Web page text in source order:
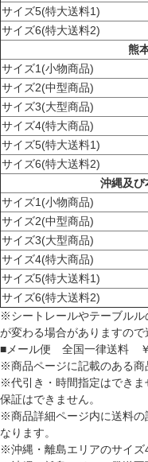
サイズ5(特大送料1)
サイズ6(特大送料2)
熊
サイズ1(小物商品)
サイズ2(中型商品)
サイズ3(大型商品)
サイズ4(特大商品)
サイズ5(特大送料1)
サイズ6(特大送料2)
沖縄及び
サイズ1(小物商品)
サイズ2(中型商品)
サイズ3(大型商品)
サイズ4(特大商品)
サイズ5(特大送料1)
サイズ6(特大送料2)
※シートレールやテーブル
が変わる場合がありますので
■メール便 全国一律送料 ￥
※商品ページに記載のある商
※代引き・時間指定はでき
保証はできません。
※商品詳細ページ内に送料
なります。
※沖縄・離島エリアのサイズ